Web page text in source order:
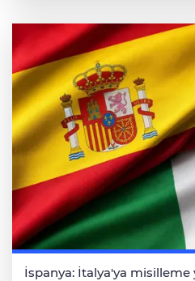
İspanya: İtalya'ya misilleme